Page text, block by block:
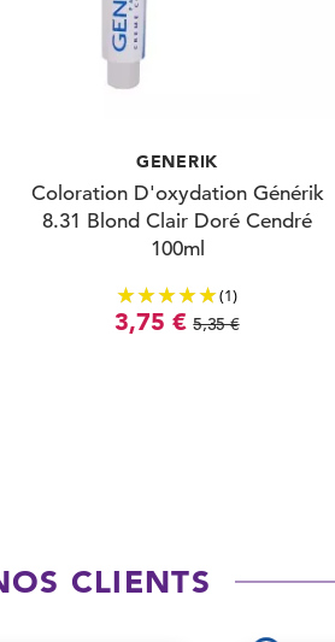
GENERIK
Coloration D'oxydation Générik
8.31 Blond Clair Doré Cendré
100ml
(1)
3,75 € 5,35 €
CLIENTS